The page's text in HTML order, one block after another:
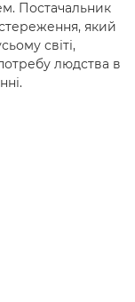
Постачальник
який
світі,
людства в